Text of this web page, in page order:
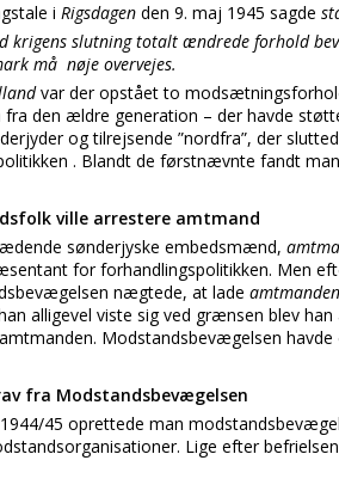
i Rigsdagen den 9. maj 1945 sagde
krigens slutning totalt ændrede forhold
må nøje overvejes.
var der opstået to
fra den ældre generation – der havde
og tilrejsende ”nordfra”, der
. Blandt de førstnævnte fandt
ville arrestere amtmand
sønderjyske embedsmænd,
for forhandlingspolitikken. Men
nægtede, at lade
alligevel viste sig ved grænsen blev
Modstandsbevægelsen
fra Modstandsbevægelsen
45 oprettede man
Lige efter